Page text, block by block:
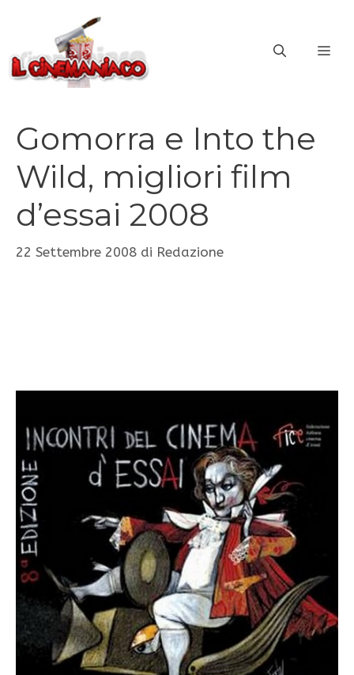
contenuto
Gomorra e Into the
Wild, migliori film
d’essai 2008
22 Settembre 2008 di Redazione